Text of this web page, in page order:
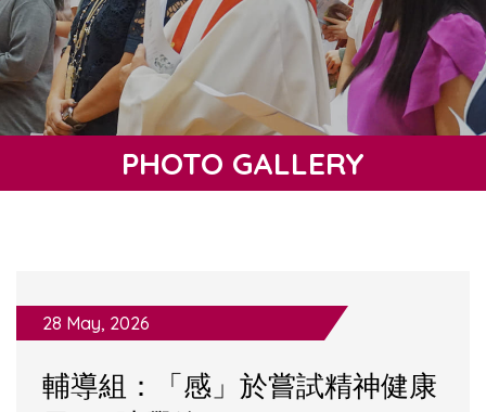
PHOTO GALLERY
28 May, 2026
輔導組：「感」於嘗試精神健康